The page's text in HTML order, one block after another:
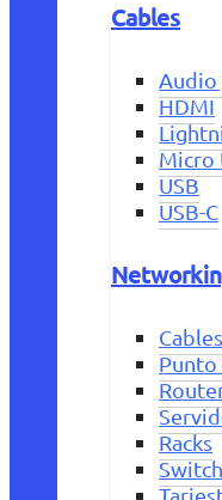
Cables
Audio
HDMI
Micro
USB
USB-C
Punto
Racks